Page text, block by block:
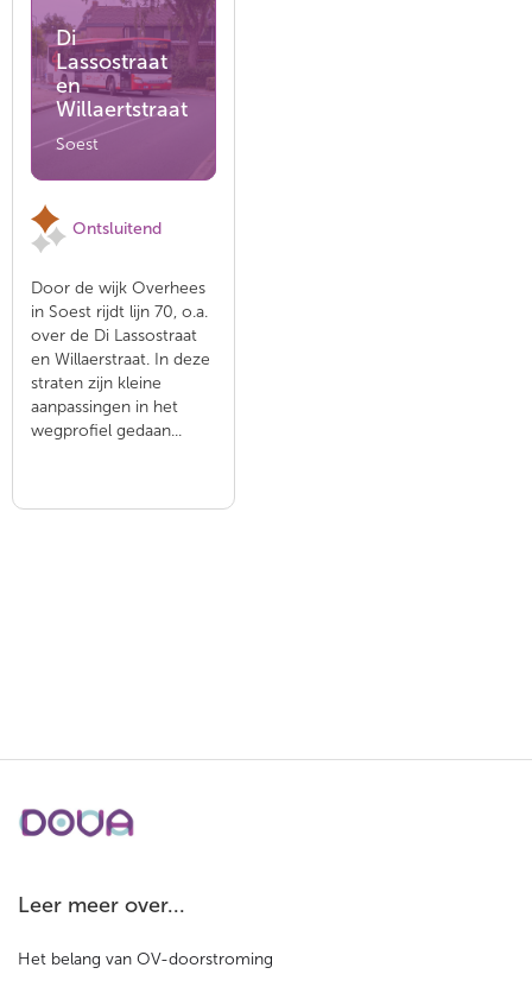
Di
Lassostraat
en
Willaertstraat
Soest
Ontsluitend
Door de wijk Overhees
in Soest rijdt lijn 70, o.a.
over de Di Lassostraat
en Willaerstraat. In deze
straten zijn kleine
aanpassingen in het
wegprofiel gedaan...
Leer meer over...
Het belang van OV-doorstroming